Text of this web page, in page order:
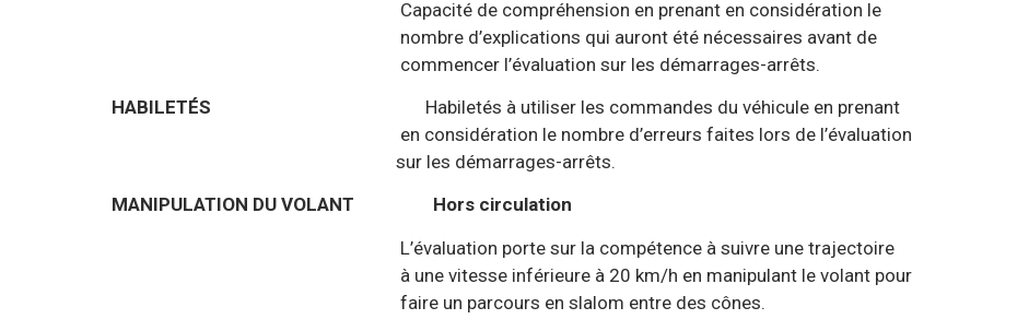
Capacité de compréhension en prenant en considération le
nombre d’explications qui auront été nécessaires avant de
commencer l’évaluation sur les démarrages-arrêts.
HABILETÉS Habiletés à utiliser les commandes du véhicule en prenant
en considération le nombre d’erreurs faites lors de l’évaluation
sur les démarrages-arrêts.
MANIPULATION DU VOLANT Hors circulation
L’évaluation porte sur la compétence à suivre une trajectoire
à une vitesse inférieure à 20 km/h en manipulant le volant pour
faire un parcours en slalom entre des cônes.